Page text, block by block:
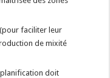
(pour faciliter leur
de mixité
doit